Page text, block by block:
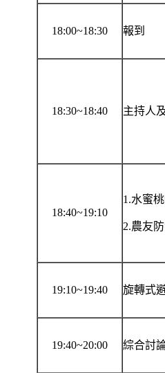
18:00~18:30 報到
18:30~18:40 主持人
18:40~19:10
1.水蜜
2.農友
19:10~19:40 旋轉式
19:40~20:00 綜合討